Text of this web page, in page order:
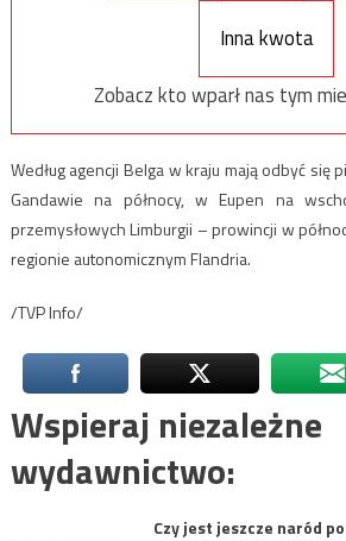
Inna kwota
Zobacz kto wparł nas tym
Według agencji Belga w kraju mają odbyć się
Gandawie na północy, w Eupen na
przemysłowych Limburgii – prowincji w
regionie autonomicznym Flandria.
/TVP Info/
Wspieraj niezależne
wydawnictwo:
Czy jest jeszcze naród